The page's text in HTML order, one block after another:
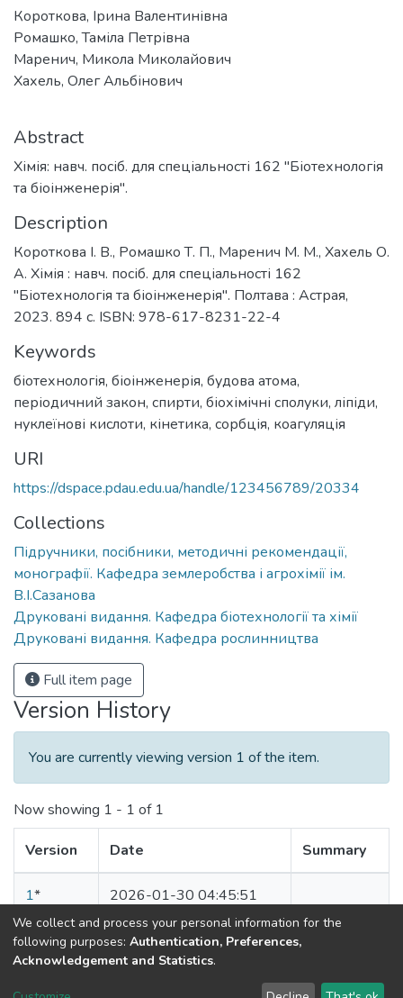
Короткова, Ірина Валентинівна
Ромашко, Таміла Петрівна
Маренич, Микола Миколайович
Хахель, Олег Альбінович
Abstract
Хімія: навч. посіб. для спеціальності 162 "Біотехнологія
та біоінженерія".
Description
Короткова І. В., Ромашко Т. П., Маренич М. М., Хахель О.
А. Хімія : навч. посіб. для спеціальності 162
"Біотехнологія та біоінженерія". Полтава : Астрая,
2023. 894 с. ISBN: 978-617-8231-22-4
Keywords
біотехнологія, біоінженерія, будова атома,
періодичний закон, спирти, біохімічні сполуки, ліпіди,
нуклеїнові кислоти, кінетика, сорбція, коагуляція
URI
https://dspace.pdau.edu.ua/handle/123456789/20334
Collections
Підручники, посібники, методичні рекомендації,
монографії. Кафедра землеробства і агрохімії ім.
В.І.Сазанова
Друковані видання. Кафедра біотехнології та хімії
Друковані видання. Кафедра рослинництва
Full item page
Version History
You are currently viewing version 1 of the item.
Now showing 1 - 1 of 1
Version Date Summary
1* 2026-01-30 04:45:51
* Selected version
DSpace software copyright © 2002-2026 LYRASIS
We collect and process your personal information for the
following purposes: Authentication, Preferences,
Acknowledgement and Statistics.